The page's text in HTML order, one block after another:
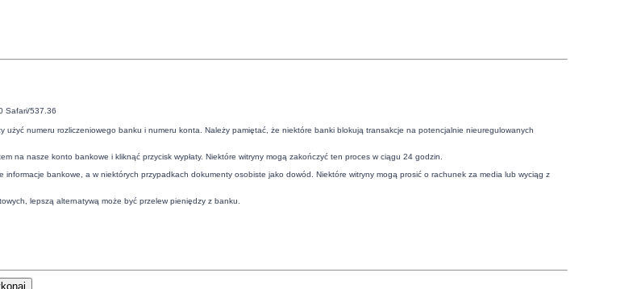
Safari/537.36
numeru rozliczeniowego banku i numeru konta. Należy pamiętać, że niektóre banki blokują transakcje na potencjalnie nieuregulowanych
na nasze konto bankowe i kliknąć przycisk wypłaty. Niektóre witryny mogą zakończyć ten proces w ciągu 24 godzin.
bankowe, a w niektórych przypadkach dokumenty osobiste jako dowód. Niektóre witryny mogą prosić o rachunek za media lub wyciąg z
lepszą alternatywą może być przelew pieniędzy z banku.